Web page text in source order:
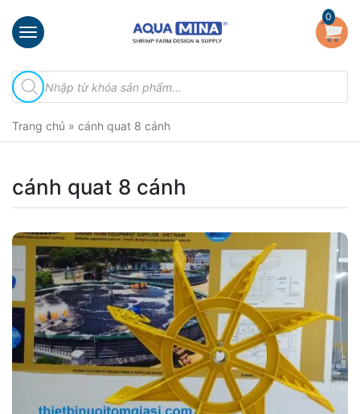
×
chủ
thiệu
phẩm
Đầu
Vi
Khí
Ventek
Hướng
dẫn
lắp
đặt
0
Tìm
kiếm
sản
Trang chủ » cánh quat 8 cánh
cánh quat 8 cánh